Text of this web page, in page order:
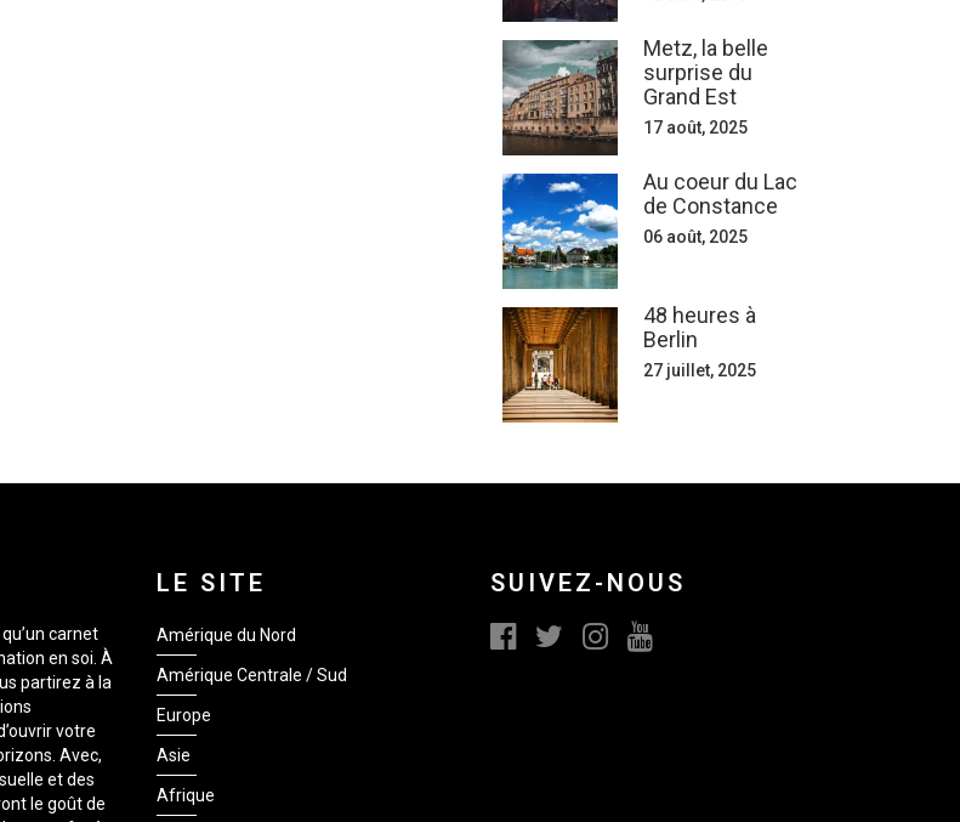
Metz, la belle
surprise du
Grand Est
17 août, 2025
Au coeur du Lac
de Constance
06 août, 2025
48 heures à
Berlin
27 juillet, 2025
carnet
en soi. À
partirez à la
votre
Avec,
et des
le goût de
LE SITE
Amérique du Nord
Amérique Centrale / Sud
Europe
Asie
Afrique
SUIVEZ-NOUS